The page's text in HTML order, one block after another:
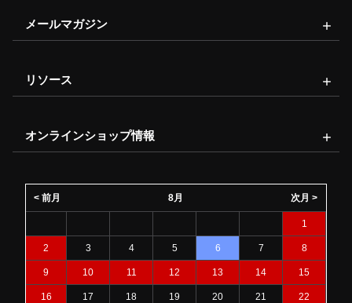
メールマガジン
リソース
オンラインショップ情報
8月
< 前月 次月 >
1
2 3 4 5 6 7 8
9 10 11 12 13 14 15
16 17 18 19 20 21 22